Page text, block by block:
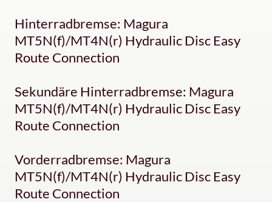
Hinterradbremse: Magura
MT5N(f)/MT4N(r) Hydraulic Disc Easy
Route Connection
Sekundäre Hinterradbremse: Magura
MT5N(f)/MT4N(r) Hydraulic Disc Easy
Route Connection
Vorderradbremse: Magura
MT5N(f)/MT4N(r) Hydraulic Disc Easy
Route Connection